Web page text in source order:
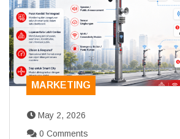
MARKETING
May 2, 2026
0 Comments